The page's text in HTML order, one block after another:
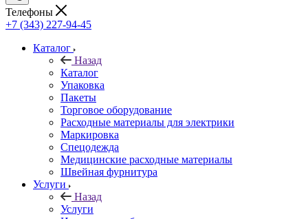
Телефоны
+7 (343) 227-94-45
Каталог
Назад
Каталог
Упаковка
Пакеты
Торговое оборудование
Расходные материалы для электрики
Маркировка
Спецодежда
Медицинские расходные материалы
Швейная фурнитура
Услуги
Назад
Услуги